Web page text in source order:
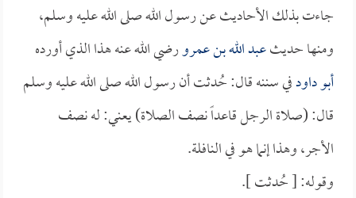
جاءت بذلك الأحاديث عن رسول الله صلى الله عليه وسلم،
ومنها حديثعبد الله بن عمرورضي الله عنه هذا الذي أورده
أبو داودفي سننه قال: حُدثت أن رسول الله صلى الله عليه وسلم
قال: (صلاة الرجل قاعداً نصف الصلاة) يعني: له نصف
الأجر، وهذا إنما هو في النافلة.
وقوله: [ حُدثت ].